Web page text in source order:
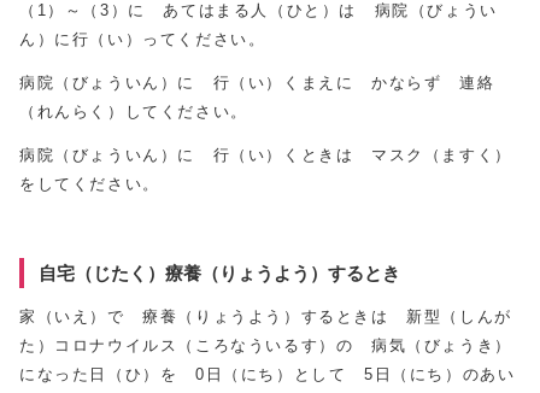
（1）～（3）に あてはまる人（ひと）は 病院（びょうい
ん）に行（い）ってください。
病院（びょういん）に 行（い）くまえに かならず 連絡
（れんらく）してください。
病院（びょういん）に 行（い）くときは マスク（ますく）
をしてください。
自宅（じたく）療養（りょうよう）するとき
家（いえ）で 療養（りょうよう）するときは 新型（しんが
た）コロナウイルス（ころなういるす）の 病気（びょうき）
になった日（ひ）を 0日（にち）として 5日（にち）のあい